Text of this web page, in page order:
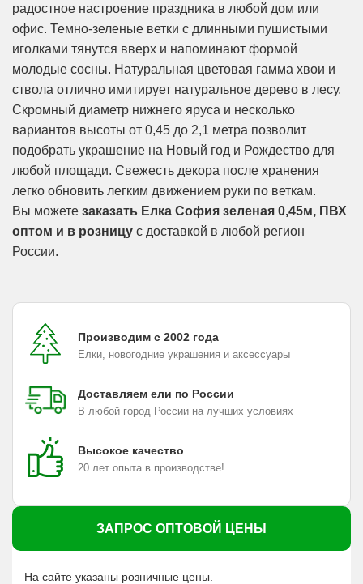
радостное настроение праздника в любой дом или
офис. Темно-зеленые ветки с длинными пушистыми
иголками тянутся вверх и напоминают формой
молодые сосны. Натуральная цветовая гамма хвои и
ствола отлично имитирует натуральное дерево в лесу.
Скромный диаметр нижнего яруса и несколько
вариантов высоты от 0,45 до 2,1 метра позволит
подобрать украшение на Новый год и Рождество для
любой площади. Свежесть декора после хранения
легко обновить легким движением руки по веткам.
Вы можете заказать Елка София зеленая 0,45м, ПВХ
оптом и в розницу с доставкой в любой регион
России.
Производим с 2002 года
Елки, новогодние украшения и аксессуары
Доставляем ели по России
В любой город России на лучших условиях
Высокое качество
20 лет опыта в производстве!
ЗАПРОС ОПТОВОЙ ЦЕНЫ
На сайте указаны розничные цены.